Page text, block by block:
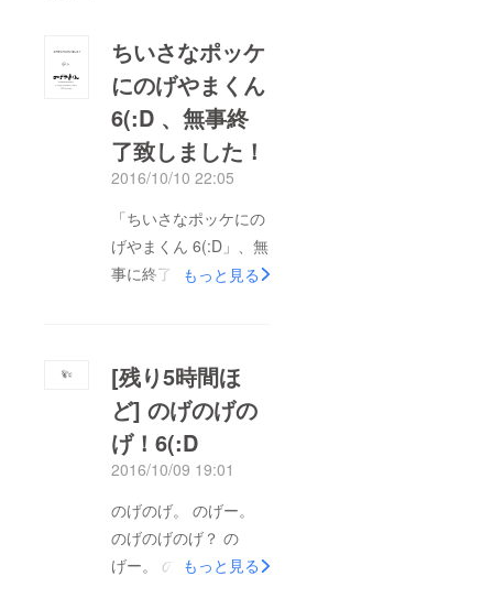
ちいさなポッケ
にのげやまくん
6(:D 、無事終
了致しました！
2016/10/10 22:05
「ちいさなポッケにの
げやまくん 6(:D」、無
事に終了することがで
最後までお付き合いい
ただき本当にありがと
うございました。 皆
さんのおうちののげや
げしているでしょう
か。 時々、一緒にお
でかけしてあげてくだ
もっと見る
[残り5時間ほ
ど] のげのげの
げ！6(:D
2016/10/09 19:01
のげのげ。 のげー。
のげのげのげ？ の
げー。 のっげー。 の
もっと見る